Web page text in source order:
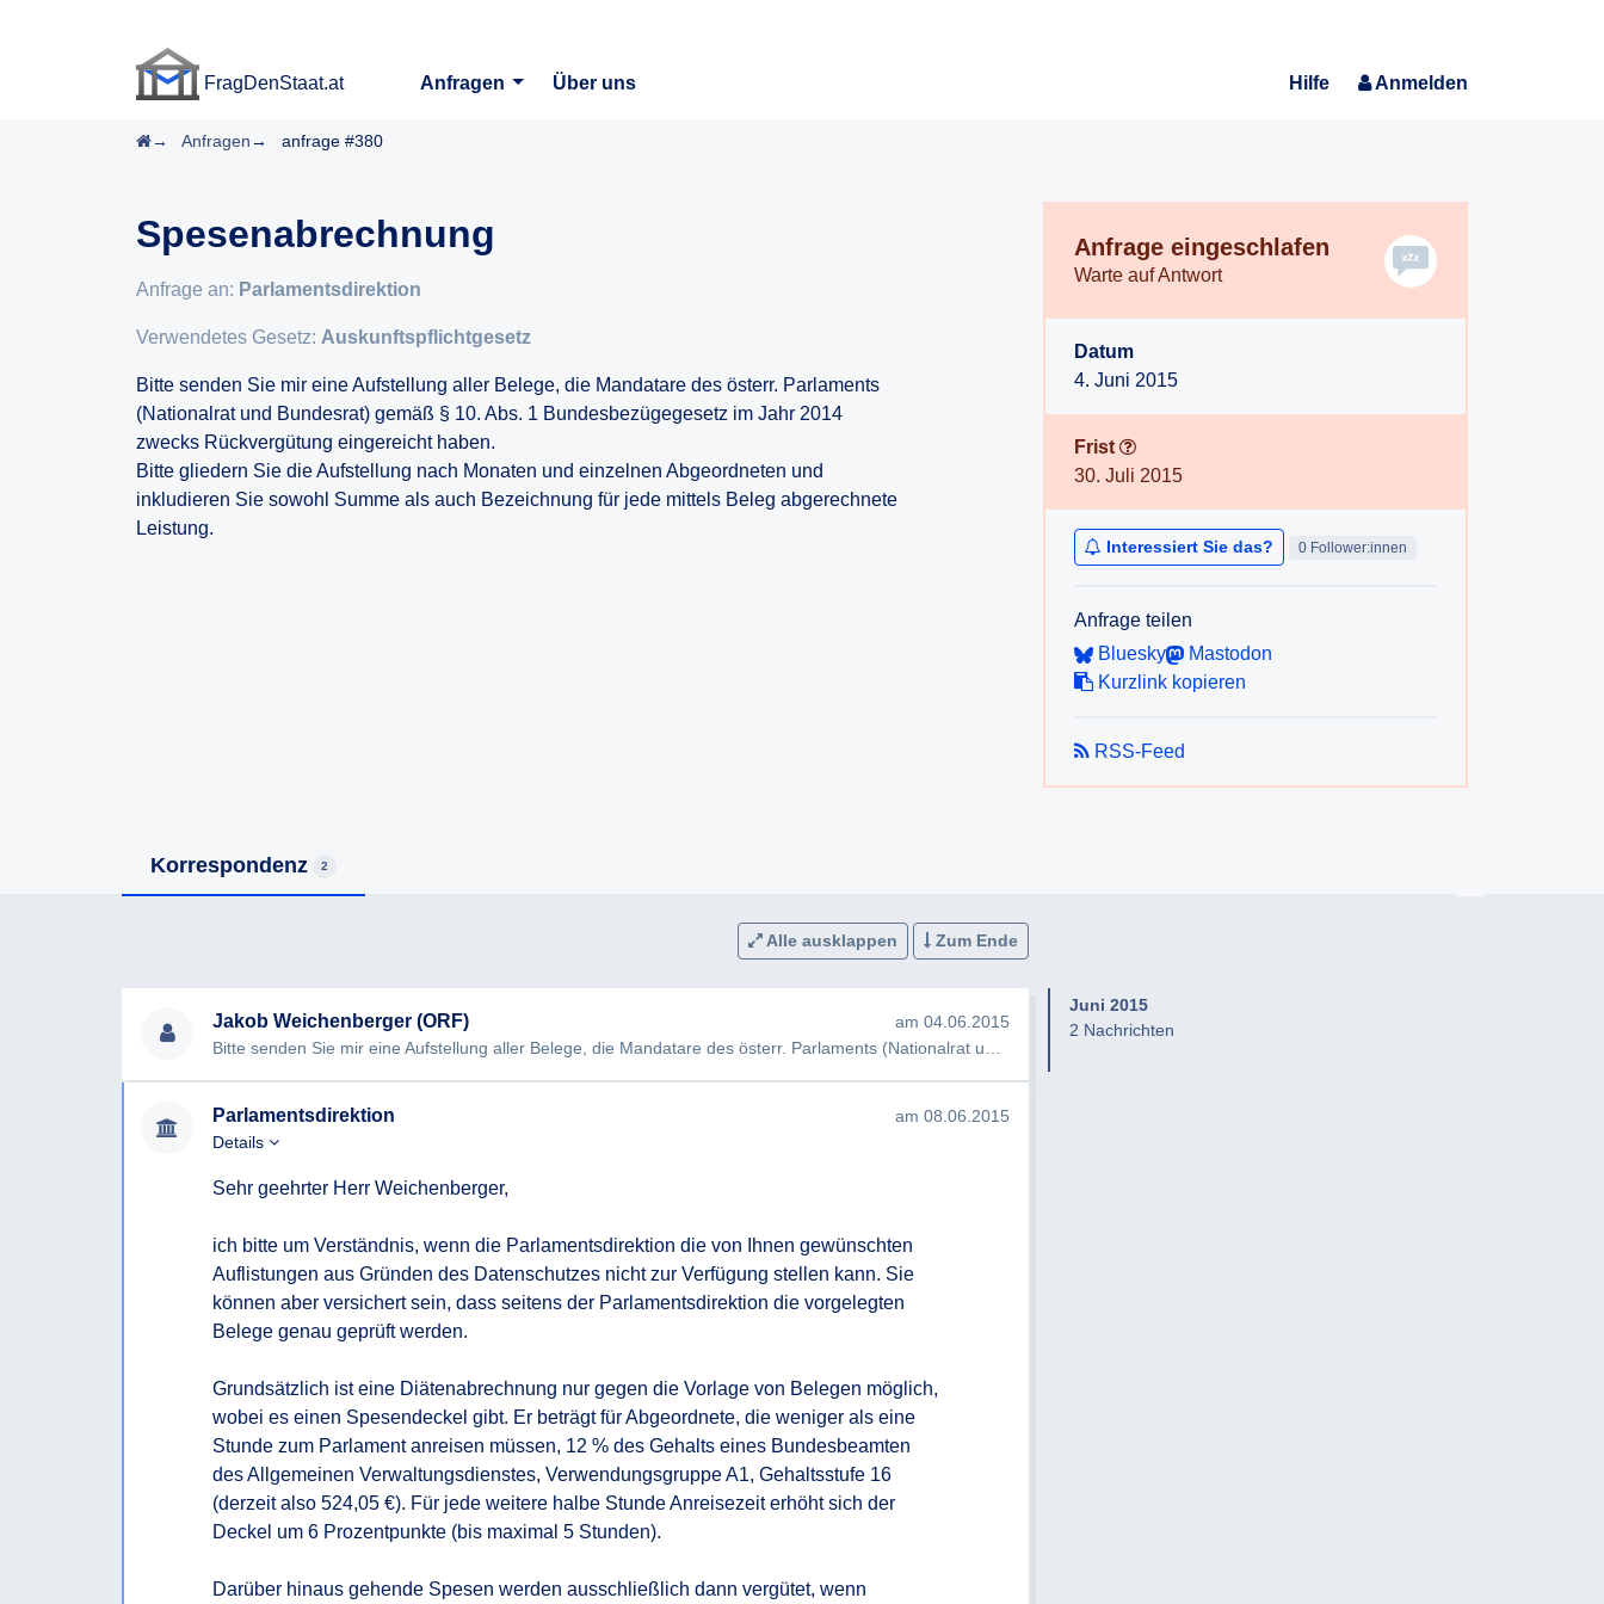
FragDenStaat.at
Anfragen
Über uns Hilfe Anmelden
Startseite
Anfragen anfrage #380
Spesenabrechnung
Anfrage an: Parlamentsdirektion
Verwendetes Gesetz: Auskunftspflichtgesetz
Bitte senden Sie mir eine Aufstellung aller Belege, die Mandatare des österr. Parlaments
(Nationalrat und Bundesrat) gemäß § 10. Abs. 1 Bundesbezügegesetz im Jahr 2014
zwecks Rückvergütung eingereicht haben.
Bitte gliedern Sie die Aufstellung nach Monaten und einzelnen Abgeordneten und
inkludieren Sie sowohl Summe als auch Bezeichnung für jede mittels Beleg abgerechnete
Leistung.
Anfrage eingeschlafen
Warte auf Antwort
Datum
4. Juni 2015
Frist
30. Juli 2015
Interessiert Sie das? 0 Follower:innen
Anfrage teilen
Bluesky
Mastodon
Kurzlink kopieren
RSS-Feed
Korrespondenz 2
Alle ausklappen Zum Ende
Jakob Weichenberger (ORF)
am 04.06.2015
Parlamentsdirektion
am 08.06.2015
Details
Sehr geehrter Herr Weichenberger,
ich bitte um Verständnis, wenn die Parlamentsdirektion die von Ihnen gewünschten
Auflistungen aus Gründen des Datenschutzes nicht zur Verfügung stellen kann. Sie
können aber versichert sein, dass seitens der Parlamentsdirektion die vorgelegten
Belege genau geprüft werden.
Grundsätzlich ist eine Diätenabrechnung nur gegen die Vorlage von Belegen möglich,
wobei es einen Spesendeckel gibt. Er beträgt für Abgeordnete, die weniger als eine
Stunde zum Parlament anreisen müssen, 12 % des Gehalts eines Bundesbeamten
des Allgemeinen Verwaltungsdienstes, Verwendungsgruppe A1, Gehaltsstufe 16
(derzeit also 524,05 €). Für jede weitere halbe Stunde Anreisezeit erhöht sich der
Deckel um 6 Prozentpunkte (bis maximal 5 Stunden).
Darüber hinaus gehende Spesen werden ausschließlich dann vergütet, wenn
Juni 2015
2 Nachrichten